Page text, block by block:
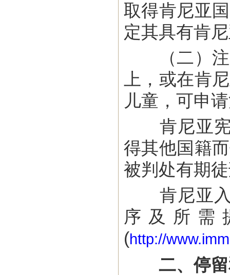
取得肯尼亚
定其具有肯
（二）注
上，或在肯
儿童，可申
肯尼亚宪
得其他国籍
被判处有期
肯尼亚入
序及所需
(http://
二、停